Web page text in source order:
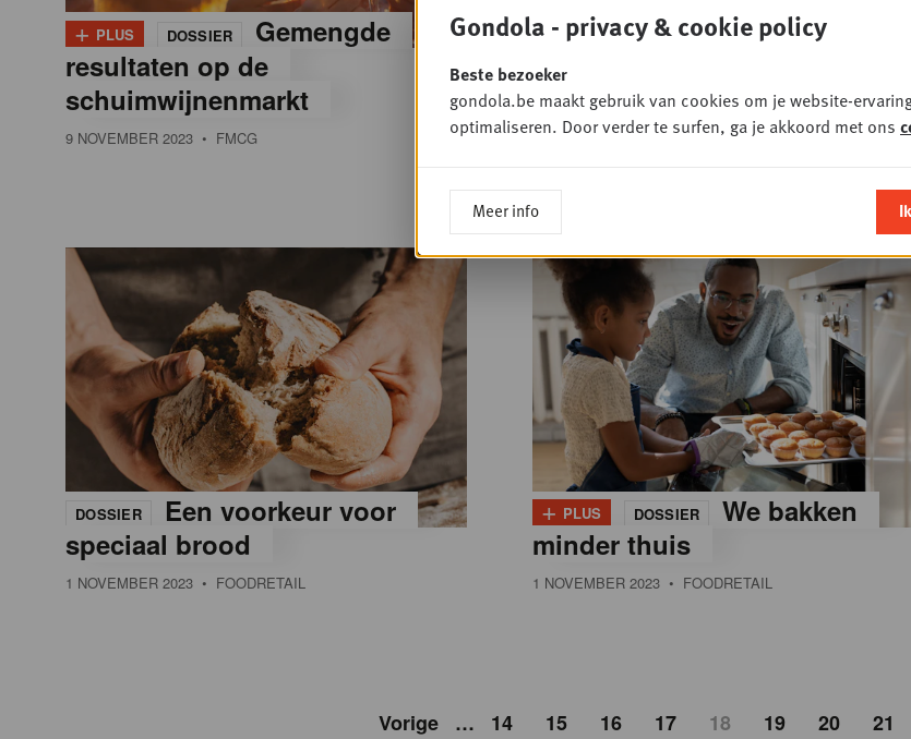
+ PLUS DOSSIER
Gemengde
resultaten op de
schuimwijnenmarkt
9 NOVEMBER 2023 • FMCG
+ PLUS DOSSIER
Sterkedranken hebben de
feestdagen nodig om
energie te tanken
DOSSIER
Een voorkeur voor
speciaal brood
1 NOVEMBER 2023 • FOODRETAIL
+ PLUS DOSSIER
We bakken
minder thuis
1 NOVEMBER 2023 • FOODRETAIL
Vorige … 14 15 16 17 18 19 20 21
Gondola - privacy & cookie policy
Beste bezoeker
gondola.be maakt gebruik van cookies om je website-
optimaliseren. Door verder te surfen, ga je akkoord met ons
Meer info